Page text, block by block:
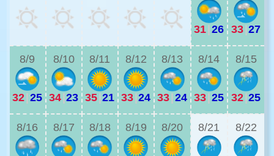
31|26 33|27
8/9
32|25
8/10
34|23
8/11
35|21
8/12
33|24
8/13
33|24
8/14
33|25
8/15
32|25
8/16 8/17 8/18 8/19 8/20 8/21 8/22